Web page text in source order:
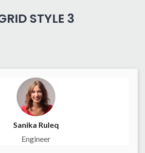
STYLE 3
Sanika Ruleq
Engineer